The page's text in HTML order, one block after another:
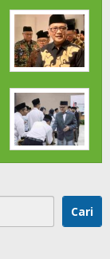
Cari